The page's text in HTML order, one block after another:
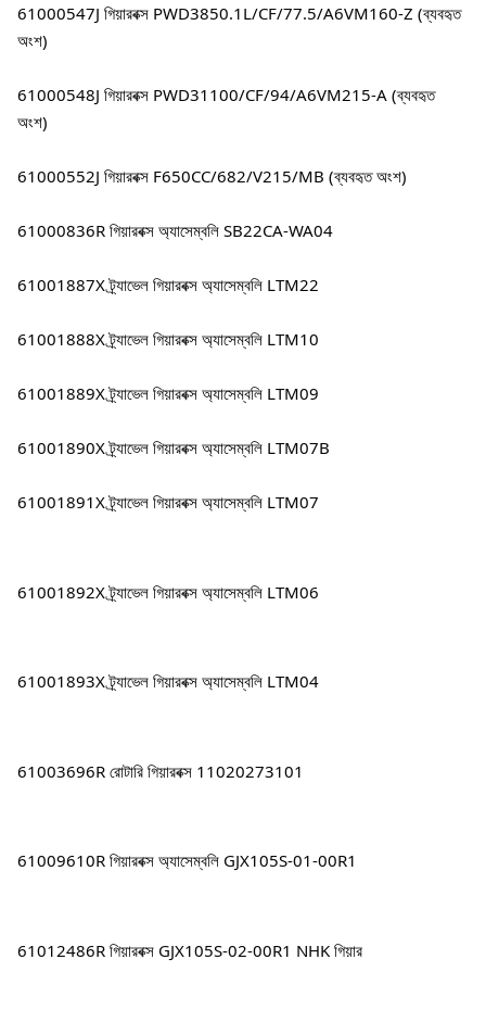
61000547J গিয়ারবক্স PWD3850.1L/CF/77.5/A6VM160-Z (ব্যবহৃত
অংশ)
61000548J গিয়ারবক্স PWD31100/CF/94/A6VM215-A (ব্যবহৃত
অংশ)
61000552J গিয়ারবক্স F650CC/682/V215/MB (ব্যবহৃত অংশ)
61000836R গিয়ারবক্স অ্যাসেম্বলি SB22CA-WA04
61001887X ট্র্যাভেল গিয়ারবক্স অ্যাসেম্বলি LTM22
61001888X ট্র্যাভেল গিয়ারবক্স অ্যাসেম্বলি LTM10
61001889X ট্র্যাভেল গিয়ারবক্স অ্যাসেম্বলি LTM09
61001890X ট্র্যাভেল গিয়ারবক্স অ্যাসেম্বলি LTM07B
61001891X ট্র্যাভেল গিয়ারবক্স অ্যাসেম্বলি LTM07
61001892X ট্র্যাভেল গিয়ারবক্স অ্যাসেম্বলি LTM06
61001893X ট্র্যাভেল গিয়ারবক্স অ্যাসেম্বলি LTM04
61003696R রোটারি গিয়ারবক্স 11020273101
61009610R গিয়ারবক্স অ্যাসেম্বলি GJX105S-01-00R1
61012486R গিয়ারবক্স GJX105S-02-00R1 NHK গিয়ার